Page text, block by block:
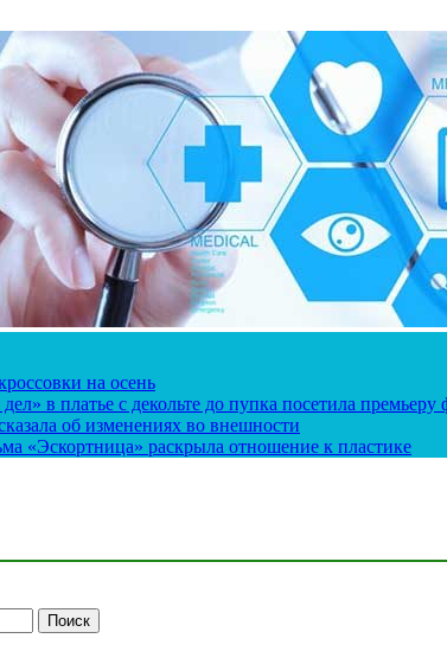
на осень
в платье с декольте до пупка посетила премьеру
об изменениях во внешности
«Эскортница» раскрыла отношение к пластике